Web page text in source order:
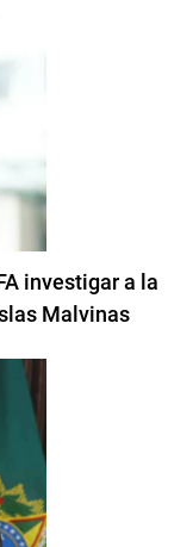
investigar a la
Malvinas